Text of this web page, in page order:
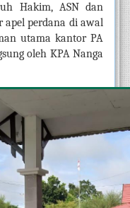
Hakim, ASN dan
apel perdana di awal
utama kantor PA
oleh KPA Nanga